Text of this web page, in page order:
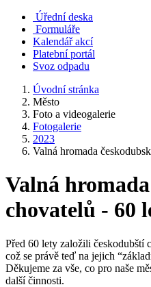
Úřední deska
Formuláře
Kalendář akcí
Platební portál
Svoz odpadu
Úvodní stránka
Město
Foto a videogalerie
Fotogalerie
2023
Valná hromada
Valná
chovatelů - 60
Před 60 lety založili českodubští
což se právě teď na jejich
Děkujeme za vše, co pro naše
další činnosti.